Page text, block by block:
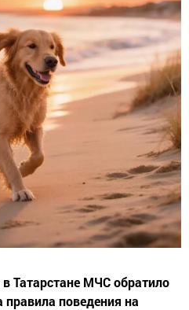
Татарстане МЧС обратило
поведения на